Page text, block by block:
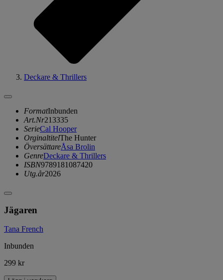
Deckare & Thrillers
FormatInbunden
Art.Nr213335
SerieCal Hooper
OrginaltitelThe Hunter
ÖversättareÅsa Brolin
GenreDeckare & Thrillers
ISBN9789181087420
Utg.år2026
Jägaren
Tana French
Inbunden
299 kr